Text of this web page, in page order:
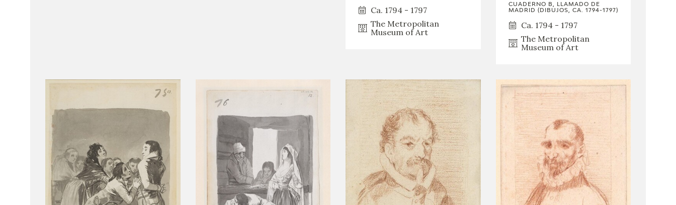
Ca. 1794 - 1797
The Metropolitan
Museum of Art
CUADERNO B, LLAMADO DE
MADRID (DIBUJOS, CA. 1794-1797)
Ca. 1794 - 1797
The Metropolitan
Museum of Art